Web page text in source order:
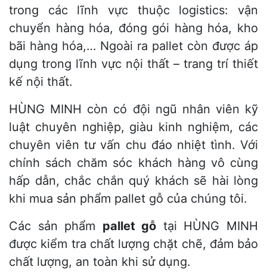
trong các lĩnh vực thuộc logistics: vận
chuyển hàng hóa, đóng gói hàng hóa, kho
bãi hàng hóa,… Ngoài ra pallet còn được áp
dụng trong lĩnh vực nội thất – trang trí thiết
kế nội thất.
HÙNG MINH còn có đội ngũ nhân viên kỹ
luật chuyên nghiệp, giàu kinh nghiệm, các
chuyên viên tư vấn chu đáo nhiệt tình. Với
chính sách chăm sóc khách hàng vô cùng
hấp dẫn, chắc chắn quý khách sẽ hài lòng
khi mua sản phẩm pallet gỗ của chúng tôi.
Các sản phẩm pallet gỗ tại HÙNG MINH
được kiểm tra chất lượng chặt chẽ, đảm bảo
chất lượng, an toàn khi sử dụng.